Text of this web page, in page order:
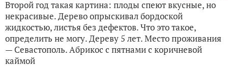
Второй год такая картина: плоды спеют вкусные, но
некрасивые. Дерево опрыскивал бордоской
жидкостью, листья без дефектов. Что это такое,
определить не могу. Дереву 5 лет. Место проживания
— Севастополь. Абрикос с пятнами с коричневой
каймой